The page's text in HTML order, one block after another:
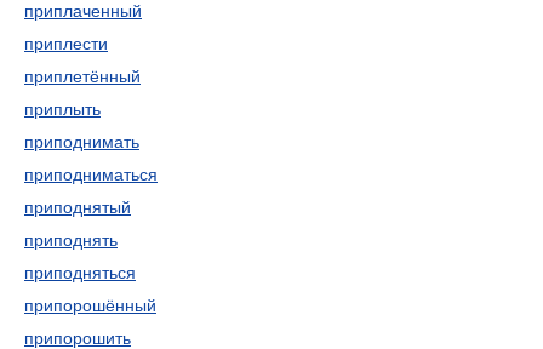
приплаченный
приплести
приплетённый
приплыть
приподнимать
приподниматься
приподнятый
приподнять
приподняться
припорошённый
припорошить